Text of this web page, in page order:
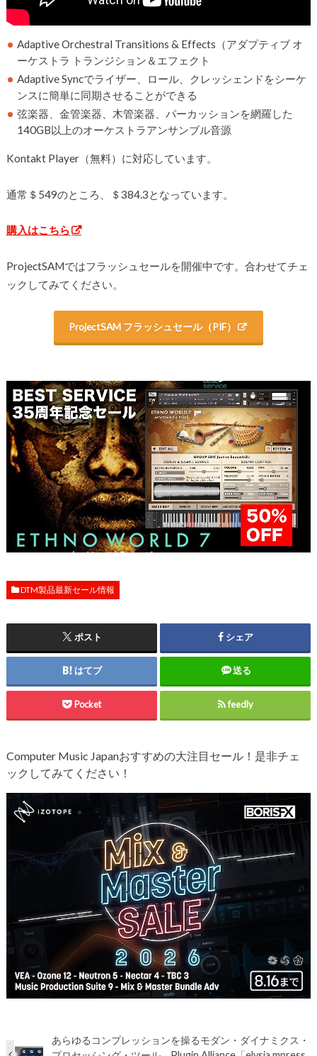
Adaptive Orchestral Transitions & Effects（アダプティブ オ
ーケストラ トランジション＆エフェクト
Adaptive Syncでライザー、ロール、クレッシェンドをシーケ
ンスに簡単に同期させることができる
弦楽器、金管楽器、木管楽器、パーカッションを網羅した
140GB以上のオーケストラアンサンブル音源
Kontakt Player（無料）に対応しています。
通常＄549のところ、＄384.3となっています。
購入はこちら
ProjectSAMではフラッシュセールを開催中です。合わせてチェ
ックしてみてください。
ProjectSAM フラッシュセール（PIF）
DTM製品最新セール情報
ポスト シェア
はてブ 送る
Pocket feedly
Computer Music Japanおすすめの大注目セール！是非チェ
ックしてみてください！
あらゆるコンプレッションを操るモダン・ダイナミクス・